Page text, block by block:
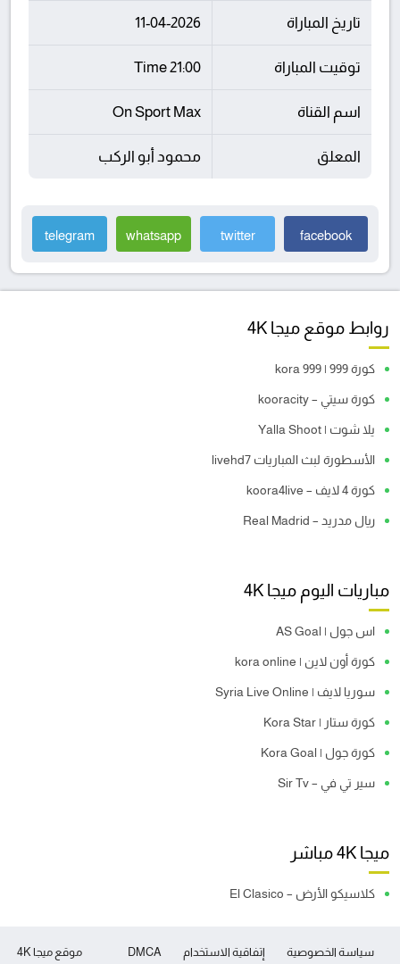
تاريخ المباراة 11-04-2026
توقيت المباراة 21:00 Time
اسم القناة On Sport Max
المعلق محمود أبو الركب
facebook
twitter
whatsapp
telegram
روابط موقع ميجا 4K
كورة 999 | kora 999
كورة سيتي – kooracity
يلا شوت | Yalla Shoot
الأسطورة لبث المباريات livehd7
كورة 4 لايف – koora4live
ريال مدريد – Real Madrid
مباريات اليوم ميجا 4K
اس جول | AS Goal
كورة أون لاين | kora online
سوريا لايف | Syria Live Online
كورة ستار | Kora Star
كورة جول | Kora Goal
سير تي في – Sir Tv
ميجا 4K مباشر
كلاسيكو الأرض – El Clasico
موقع ميجا 4K سياسة الخصوصية إتفاقية الاستخدام DMCA